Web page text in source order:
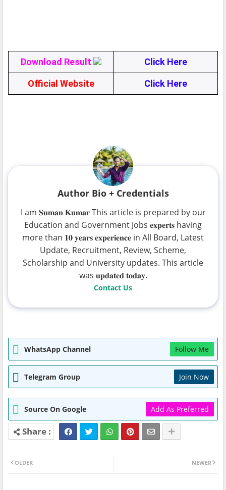
Download Result Click Here
Official Website Click Here
Author Bio + Credentials
I am 𝐒𝐮𝐦𝐚𝐧 𝐊𝐮𝐦𝐚𝐫 This article is prepared by our
Education and Government Jobs 𝐞𝐱𝐩𝐞𝐫𝐭𝐬 having
more than 𝟏𝟎 𝐲𝐞𝐚𝐫𝐬 𝐞𝐱𝐩𝐞𝐫𝐢𝐞𝐧𝐜𝐞 in All Board, Latest
Update, Recruitment, Review, Scheme,
Scholarship and University updates. This article
was 𝐮𝐩𝐝𝐚𝐭𝐞𝐝 𝐭𝐨𝐝𝐚𝐲.
Contact Us
WhatsApp Channel Follow Me
Telegram Group Join Now
Source On Google Add As Preferred
NEWER
OLDER